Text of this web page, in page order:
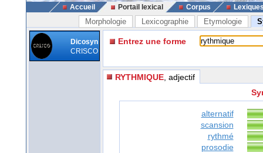
Accueil Portail lexical Corpus
Morphologie Lexicographie Etymologie
Dicosyn
CRISCO
Entrez une forme
RYTHMIQUE , adjectif
alternatif
scansion
rythmé
prosodie